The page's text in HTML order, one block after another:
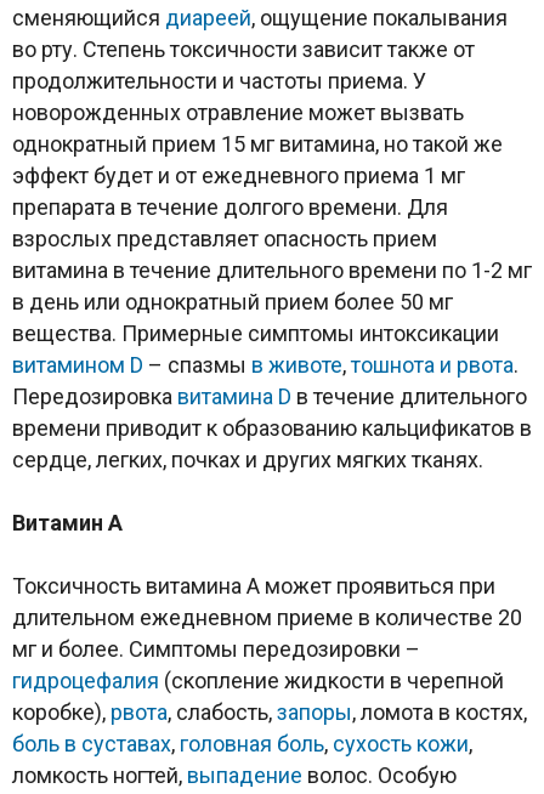
сменяющийся диареей, ощущение покалывания
во рту. Степень токсичности зависит также от
продолжительности и частоты приема. У
новорожденных отравление может вызвать
однократный прием 15 мг витамина, но такой же
эффект будет и от ежедневного приема 1 мг
препарата в течение долгого времени. Для
взрослых представляет опасность прием
витамина в течение длительного времени по 1-2 мг
в день или однократный прием более 50 мг
вещества. Примерные симптомы интоксикации
витамином D – спазмы в животе,тошнота и рвота.
Передозировка витамина D в течение длительного
времени приводит к образованию кальцификатов в
сердце, легких, почках и других мягких тканях.
Витамин A
Токсичность витамина A может проявиться при
длительном ежедневном приеме в количестве 20
мг и более. Симптомы передозировки –
гидроцефалия (скопление жидкости в черепной
коробке), рвота, слабость,запоры, ломота в костях,
боль в суставах, головная боль, сухость кожи,
ломкость ногтей, выпадение волос. Особую